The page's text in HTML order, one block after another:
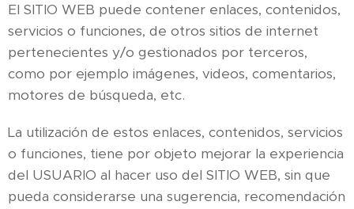
El SITIO WEB puede contener enlaces, contenidos,
servicios o funciones, de otros sitios de internet
pertenecientes y/o gestionados por terceros,
como por ejemplo imágenes, videos, comentarios,
motores de búsqueda, etc.
La utilización de estos enlaces, contenidos, servicios
o funciones, tiene por objeto mejorar la experiencia
del USUARIO al hacer uso del SITIO WEB, sin que
pueda considerarse una sugerencia, recomendación